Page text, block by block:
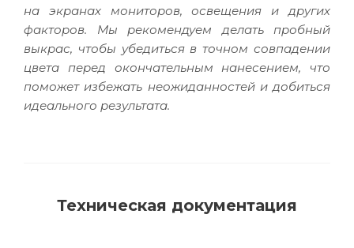
на экранах мониторов, освещения и других
факторов. Мы рекомендуем делать пробный
выкрас, чтобы убедиться в точном совпадении
цвета перед окончательным нанесением, что
поможет избежать неожиданностей и добиться
идеального результата.
Техническая документация